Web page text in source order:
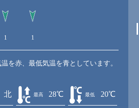
1 1
を赤、最低気温を青としています。
北 最高 28℃ 最低 20℃